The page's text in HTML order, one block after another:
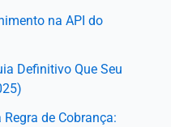
na API do
Definitivo Que Seu
de Cobrança: